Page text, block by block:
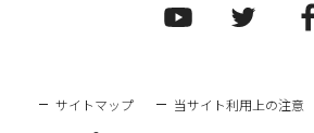
サイトマップ 当サイト利用上の注意